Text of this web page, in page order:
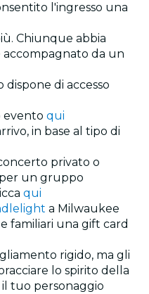
l'ingresso una
Chiunque abbia
accompagnato da un
dispone di accesso
evento qui
in base al tipo di
privato o
un gruppo
qui
a Milwaukee
familiari una gift card
rigido, ma gli
lo spirito della
il tuo personaggio